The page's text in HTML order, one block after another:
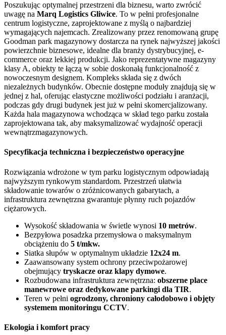
Poszukując optymalnej przestrzeni dla biznesu, warto zwrócić
uwagę na Marq Logistics Gliwice. To w pełni profesjonalne
centrum logistyczne, zaprojektowane z myślą o najbardziej
wymagających najemcach. Zrealizowany przez renomowaną grupę
Goodman park magazynowy dostarcza na rynek najwyższej jakości
powierzchnie biznesowe, idealne dla branży dystrybucyjnej, e-
commerce oraz lekkiej produkcji. Jako reprezentatywne magazyny
klasy A, obiekty te łączą w sobie doskonałą funkcjonalność z
nowoczesnym designem. Kompleks składa się z dwóch
niezależnych budynków. Obecnie dostępne moduły znajdują się w
jednej z hal, oferując elastyczne możliwości podziału i aranżacji,
podczas gdy drugi budynek jest już w pełni skomercjalizowany.
Każda hala magazynowa wchodząca w skład tego parku została
zaprojektowana tak, aby maksymalizować wydajność operacji
wewnątrzmagazynowych.
Specyfikacja techniczna i bezpieczeństwo operacyjne
Rozwiązania wdrożone w tym parku logistycznym odpowiadają
najwyższym rynkowym standardom. Przestrzeń ułatwia
składowanie towarów o zróżnicowanych gabarytach, a
infrastruktura zewnętrzna gwarantuje płynny ruch pojazdów
ciężarowych.
Wysokość składowania w świetle wynosi 10 metrów.
Bezpyłowa posadzka przemysłowa o maksymalnym
obciążeniu do 5 t/mkw.
Siatka słupów w optymalnym układzie 12x24 m.
Zaawansowany system ochrony przeciwpożarowej
obejmujący tryskacze oraz klapy dymowe.
Rozbudowana infrastruktura zewnętrzna: obszerne place
manewrowe oraz dedykowane parkingi dla TIR.
Teren w pełni ogrodzony, chroniony całodobowo i objęty
systemem monitoringu CCTV.
Ekologia i komfort pracy